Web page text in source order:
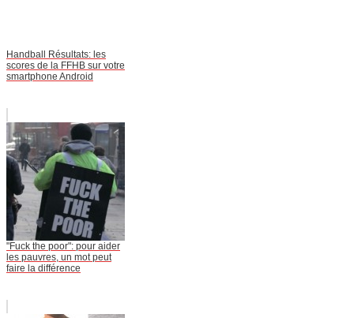
Handball Résultats: les
scores de la FFHB sur votre
smartphone Android
"Fuck the poor": pour aider
les pauvres, un mot peut
faire la différence